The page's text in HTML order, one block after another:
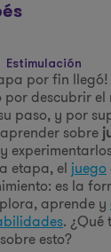
Estimulación
por fin
por descubrir el
paso, y por
sobre
y
etapa, el juego
es la
aprende y
. ¿Qué
esto?